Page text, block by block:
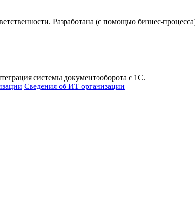
Разработана (с помощью бизнес-
системы документооборота с 1С.
Сведения об ИТ организации